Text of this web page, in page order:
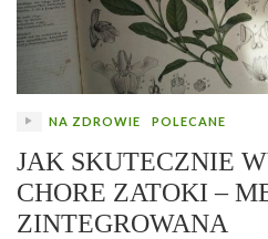
NA ZDROWIE POLECANE
JAK SKUTECZNIE
CHORE ZATOKI –
ZINTEGROWANA